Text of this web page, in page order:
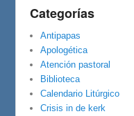
Categorías
Antipapas
Apologética
Atención pastoral
Biblioteca
Calendario Litúrgico
Crisis in de kerk